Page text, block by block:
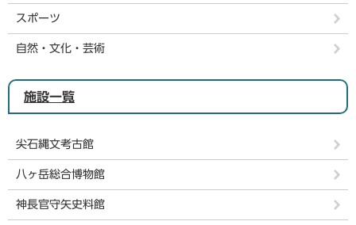
スポーツ
自然・文化・芸術
施設一覧
尖石縄文考古館
八ヶ岳総合博物館
神長官守矢史料館